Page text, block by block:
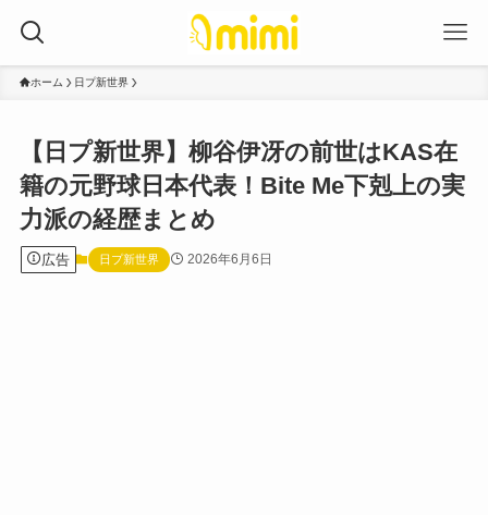
ホーム 日プ新世界
【日プ新世界】柳谷伊冴の前世はKAS在
籍の元野球日本代表！Bite Me下剋上の実
力派の経歴まとめ
広告 日プ新世界 2026年6月6日